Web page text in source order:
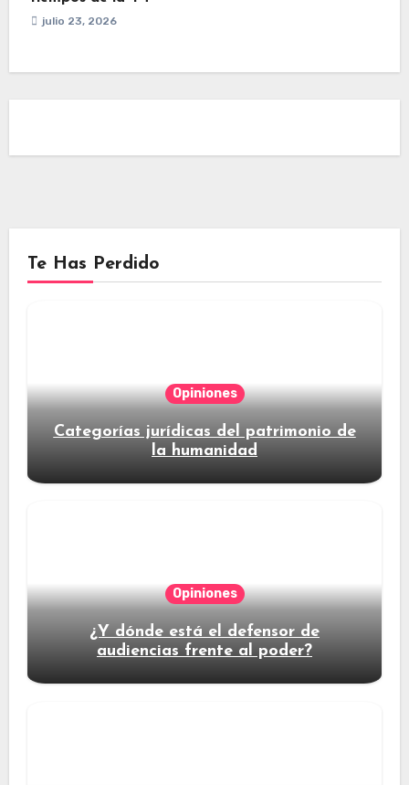
julio 23, 2026
Te Has Perdido
Opiniones
Categorías jurídicas del patrimonio de
la humanidad
Opiniones
¿Y dónde está el defensor de
audiencias frente al poder?